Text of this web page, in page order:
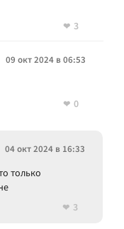
3
09 окт 2024 в 06:53
0
04 окт 2024 в 16:33
только
3